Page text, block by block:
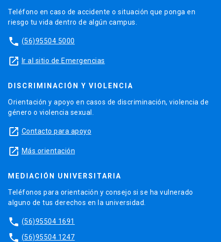
Teléfono en caso de accidente o situación que ponga en
riesgo tu vida dentro de algún campus.
phone (56)95504 5000
launch Ir al sitio de Emergencias
DISCRIMINACIÓN Y VIOLENCIA
Orientación y apoyo en casos de discriminación, violencia de
género o violencia sexual.
launch Contacto para apoyo
launch Más orientación
MEDIACIÓN UNIVERSITARIA
Teléfonos para orientación y consejo si se ha vulnerado
alguno de tus derechos en la universidad.
phone (56)95504 1691
phone (56)95504 1247